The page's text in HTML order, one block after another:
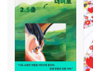
[도서] 세계를 향해 강슛
2002 한일 월드컵의 가슴 벅
동화책으로 고스란히 되살아
별숲에서 펴내는 [생생 현대
『1995, 무너지다』
『세계를 향해 강슛』
1. 차차와 공수왕의 대결 ....... 9
2. 축구공이 지구보다 중요해
3. 끝나지 않은 위기 ....... 30